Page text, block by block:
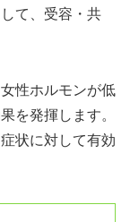
て、受容・共
性ホルモンが低
を発揮します。
状に対して有効